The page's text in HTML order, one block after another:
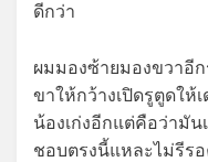
ดีกว่า
ผมมองซ้ายมองขวาอี
ขาให้กว้างเปิดรูตูดให้
น้องเก่งอีกแต่คือว่ามั
ชอบตรงนี้แหละไม่รีร